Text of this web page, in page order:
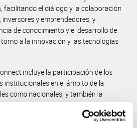
facilitando el diálogo y la colaboración
y emprendedores, y
de conocimiento y el desarrollo de
a la innovación y las tecnologías
incluye la participación de los
institucionales en el ámbito de la
como nacionales, y también la
éxito en innovación de los centros y
facilitar la interacción de los asistentes y